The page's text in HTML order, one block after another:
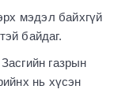
мэдэл байхгүй
байдаг.
газрын
нь хүсэн